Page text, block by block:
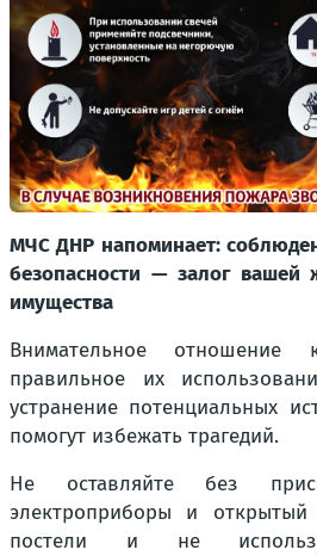
МЧС ДНР напоминает:
безопасности — залог вашей
имущества
Внимательное отношение
правильное их
устранение потенциальных
помогут избежать трагедий.
Не оставляйте без
электроприборы и
постели и не